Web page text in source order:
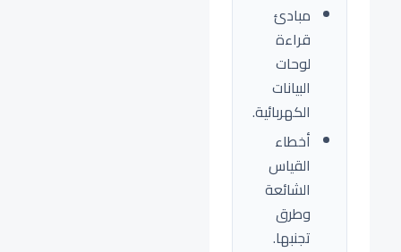
مبادئ
قراءة
لوحات
البيانات
الكهربائية.
أخطاء
القياس
الشائعة
وطرق
تجنبها.